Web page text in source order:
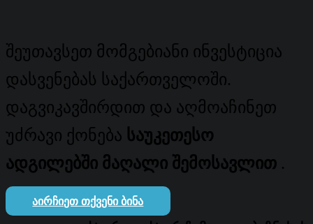
შეუთავსეთ მომგებიანი ინვესტიცია
დასვენებას საქართველოში.
დაგვიკავშირდით და აღმოაჩინეთ
უძრავი ქონება საუკეთესო
ადგილებში მაღალი შემოსავლით .
ᲐᲘᲠᲩᲘᲔᲗ ᲗᲥᲕᲔᲜᲘ ᲑᲘᲜᲐ